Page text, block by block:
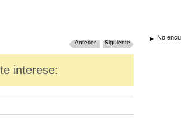
Siguiente
Anterior
interese:
No